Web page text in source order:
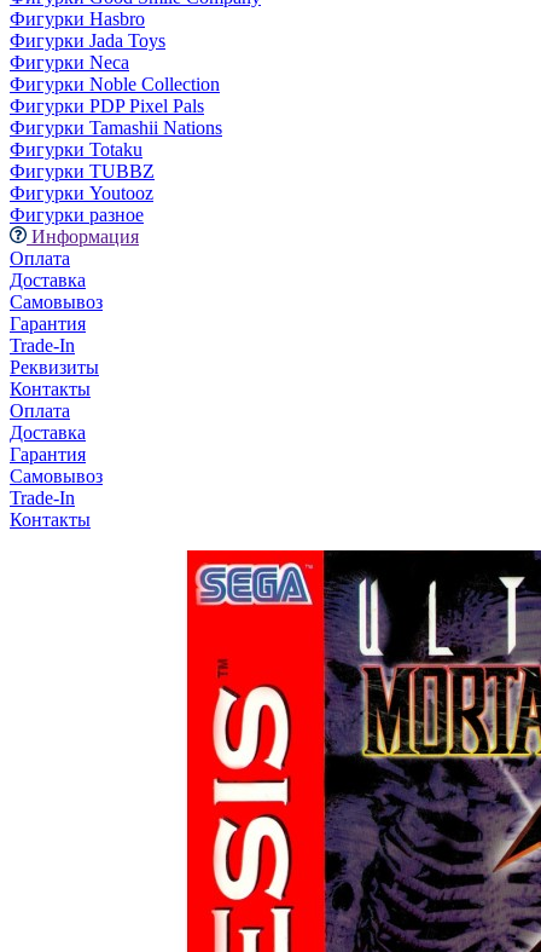
Фигурки Hasbro
Фигурки Jada Toys
Фигурки Neca
Фигурки Noble Collection
Фигурки PDP Pixel Pals
Фигурки Tamashii Nations
Фигурки Totaku
Фигурки TUBBZ
Фигурки Youtooz
Фигурки разное
Информация
Оплата
Доставка
Самовывоз
Гарантия
Trade-In
Реквизиты
Контакты
Оплата
Доставка
Гарантия
Самовывоз
Trade-In
Контакты